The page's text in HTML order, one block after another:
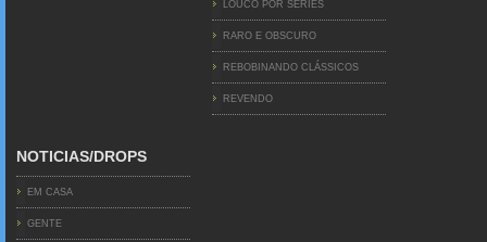
LOUCO POR SERIES
RARO E OBSCURO
REBOBINANDO CLÁSSICOS
REVENDO
NOTICIAS/DROPS
EM CASA
GENTE